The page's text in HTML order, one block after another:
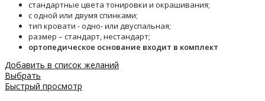
стандартные цвета тонировки и окрашивания;
с одной или двумя спинками;
тип кровати - одно- или двуспальная;
размер – стандарт, нестандарт;
ортопедическое основание входит в комплект
Добавить в список желаний
Выбрать
Быстрый просмотр